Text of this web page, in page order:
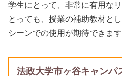
学生にとって、非常に有用な
とっても、授業の補助教材と
シーンでの使用が期待できます
法政大学市ヶ谷キャンパ